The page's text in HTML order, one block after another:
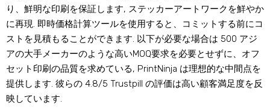
り、鮮明な印刷を保証します, ステッカーアートワークを鮮やか
に再現. 即時価格計算ツールを使用すると、コミットする前にコ
ストを見積もることができます. 以下が必要な場合は 500 アジ
アの大手メーカーのような高いMOQ要求を必要とせずに、オフ
セット印刷の品質を求めている, PrintNinja は理想的な中間点を
提供します. 彼らの 4.8/5 Trustpill の評価は高い顧客満足度を反
映しています.